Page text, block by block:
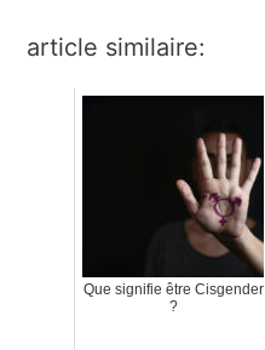
article similaire:
Que signifie être Cisgender
?